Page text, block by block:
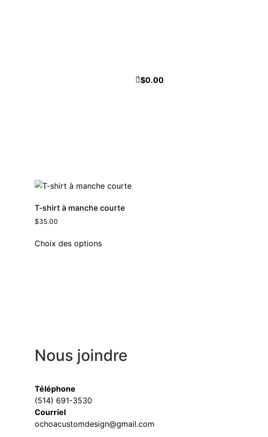
$0.00
0
T-shirt à manche courte
$35.00
Choix des options
Nous joindre
Téléphone
(514) 691-3530
Courriel
ochoacustomdesign@gmail.com